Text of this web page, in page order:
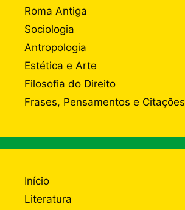
Roma Antiga
Sociologia
Antropologia
Estética e Arte
Filosofia do Direito
Frases, Pensamentos e Citações
Início
Literatura